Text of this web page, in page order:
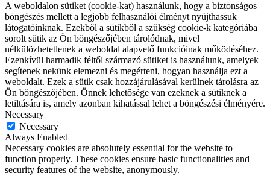
A weboldalon sütiket (cookie-kat) használunk, hogy a biztonságos
böngészés mellett a legjobb felhasználói élményt nyújthassuk
látogatóinknak. Ezekből a sütikből a szükség cookie-k kategóriába
sorolt sütik az Ön böngészőjében tárolódnak, mivel
nélkülözhetetlenek a weboldal alapvető funkcióinak működéséhez.
Ezenkívül harmadik féltől származó sütiket is használunk, amelyek
segítenek nekünk elemezni és megérteni, hogyan használja ezt a
weboldalt. Ezek a sütik csak hozzájárulásával kerülnek tárolásra az
Ön böngészőjében. Önnek lehetősége van ezeknek a sütiknek a
letiltására is, amely azonban kihatással lehet a böngészési élményére.
Necessary
Necessary
Always Enabled
Necessary cookies are absolutely essential for the website to
function properly. These cookies ensure basic functionalities and
security features of the website, anonymously.